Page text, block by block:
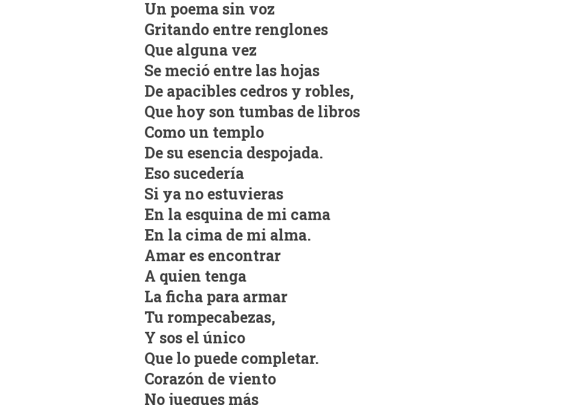
Un poema sin voz
Gritando entre renglones
Que alguna vez
Se meció entre las hojas
De apacibles cedros y robles,
Que hoy son tumbas de libros
Como un templo
De su esencia despojada.
Eso sucedería
Si ya no estuvieras
En la esquina de mi cama
En la cima de mi alma.
Amar es encontrar
A quien tenga
La ficha para armar
Tu rompecabezas,
Y sos el único
Que lo puede completar.
Corazón de viento
No juegues más